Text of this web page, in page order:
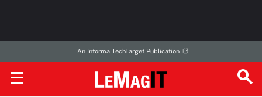
An Informa TechTarget Publication